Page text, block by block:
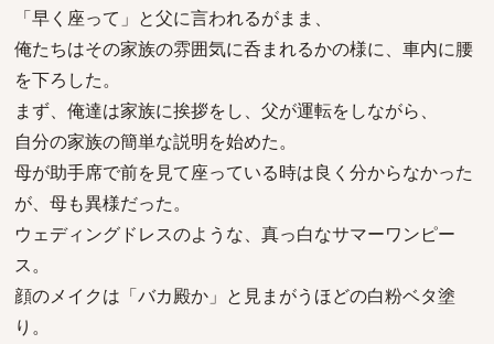
「早く座って」と父に言われるがまま、
俺たちはその家族の雰囲気に呑まれるかの様に、車内に腰
を下ろした。
まず、俺達は家族に挨拶をし、父が運転をしながら、
自分の家族の簡単な説明を始めた。
母が助手席で前を見て座っている時は良く分からなかった
が、母も異様だった。
ウェディングドレスのような、真っ白なサマーワンピー
ス。
顔のメイクは「バカ殿か」と見まがうほどの白粉ベタ塗
り。